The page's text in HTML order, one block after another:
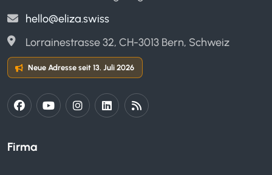
Firma
hello@eliza.swiss
Lorrainestrasse 32, CH-3013 Bern, Schweiz
Neue Adresse seit 13. Juli 2026